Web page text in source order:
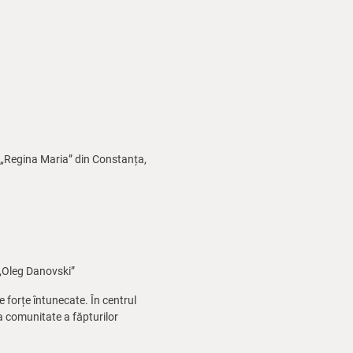
Maria” din Constanța,
Danovski”
forțe întunecate. În centrul
comunitate a făpturilor